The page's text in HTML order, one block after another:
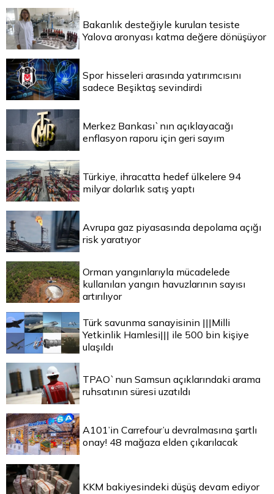
Bakanlık desteğiyle kurulan tesiste
Yalova aronyası katma değere dönüşüyor
Spor hisseleri arasında yatırımcısını
sadece Beşiktaş sevindirdi
Merkez Bankası`nın açıklayacağı
enflasyon raporu için geri sayım
Türkiye, ihracatta hedef ülkelere 94
milyar dolarlık satış yaptı
Avrupa gaz piyasasında depolama açığı
risk yaratıyor
Orman yangınlarıyla mücadelede
kullanılan yangın havuzlarının sayısı
artırılıyor
Türk savunma sanayisinin |||Milli
Yetkinlik Hamlesi||| ile 500 bin kişiye
ulaşıldı
TPAO`nun Samsun açıklarındaki arama
ruhsatının süresi uzatıldı
A101’in Carrefour’u devralmasına şartlı
onay! 48 mağaza elden çıkarılacak
KKM bakiyesindeki düşüş devam ediyor